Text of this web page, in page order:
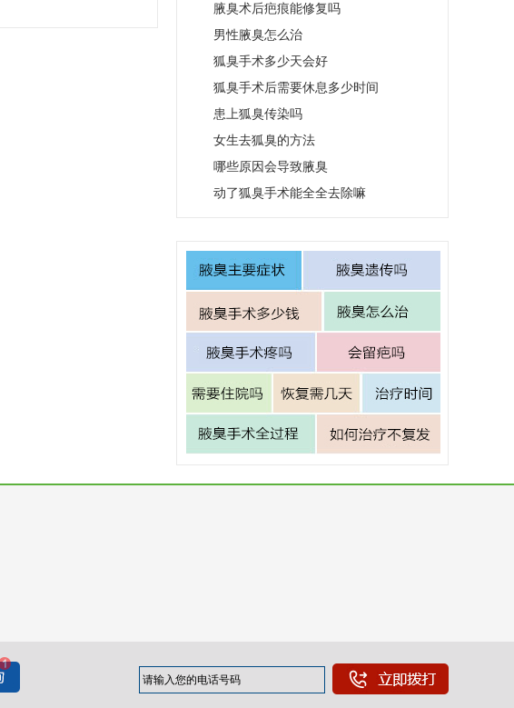
腋臭术后疤痕能修复吗
男性腋臭怎么治
狐臭手术多少天会好
狐臭手术后需要休息多少时间
患上狐臭传染吗
女生去狐臭的方法
哪些原因会导致腋臭
动了狐臭手术能全全去除嘛